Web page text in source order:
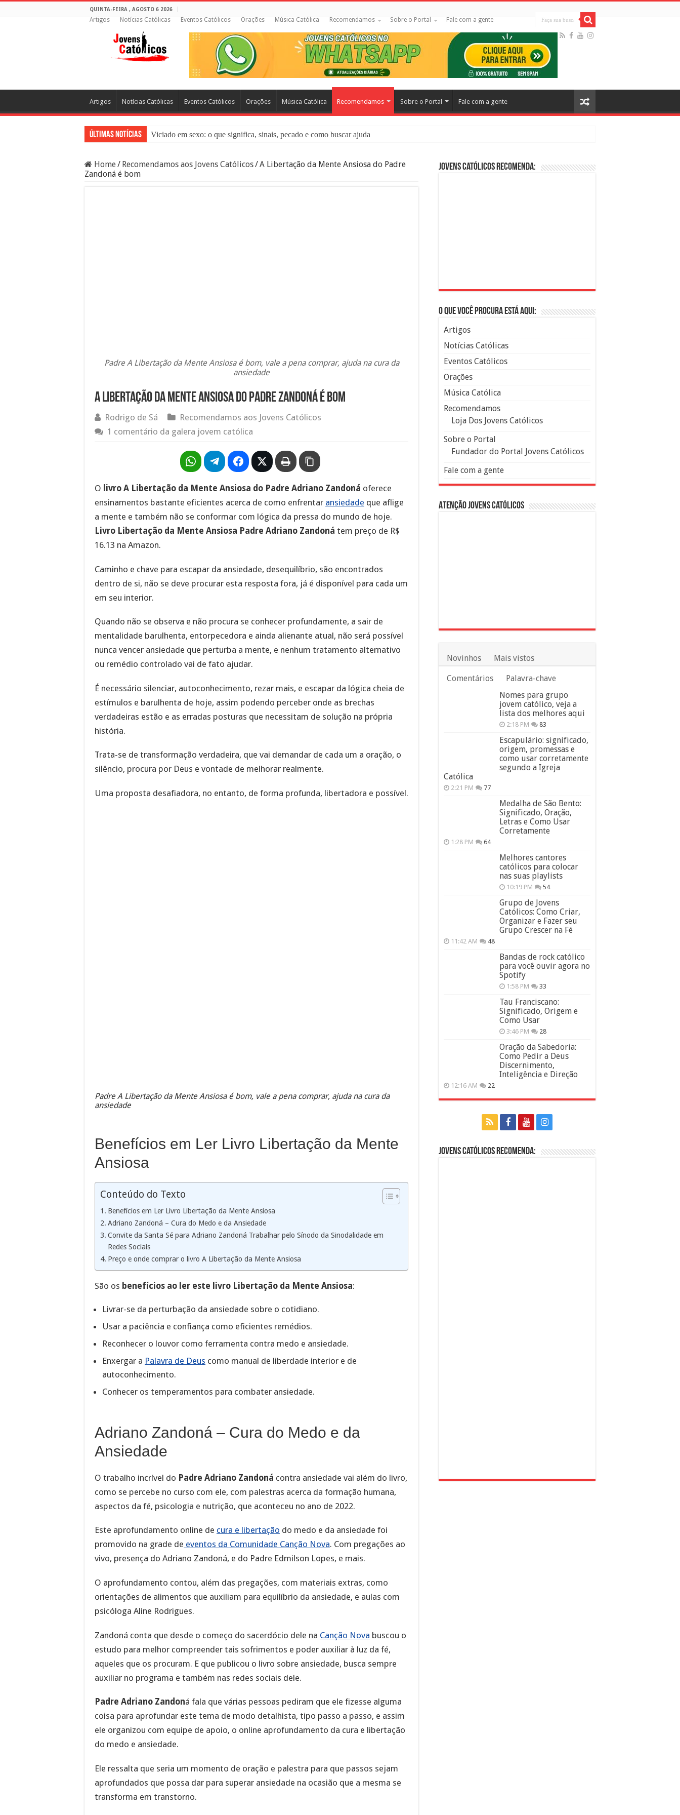
QUINTA-FEIRA , AGOSTO 6 2026
Artigos Notícias Católicas Eventos Católicos Orações Música Católica Recomendamos Sobre o Portal Fale com a gente
Artigos Notícias Católicas Eventos Católicos Orações Música Católica Recomendamos Sobre o Portal Fale com a gente
Últimas Notícias
Viciado em sexo: o que significa, sinais, pecado e como buscar ajuda
Filme Sagrado Coração – Seu Reino Não Terá Fim: O Documentário Que Vai Tocar os Católicos no Cinema
Home/ Recomendamos aos Jovens Católicos/A Libertação da Mente Ansiosa do Padre
Zandoná é bom
Padre A Libertação da Mente Ansiosa é bom, vale a pena comprar, ajuda na cura da
ansiedade
A Libertação da Mente Ansiosa do Padre Zandoná é bom
Rodrigo de Sá
Recomendamos aos Jovens Católicos
1 comentário da galera jovem católica
O livro A Libertação da Mente Ansiosa do Padre Adriano Zandoná oferece
ensinamentos bastante eficientes acerca de como enfrentar ansiedade que aflige
a mente e também não se conformar com lógica da pressa do mundo de hoje.
Livro Libertação da Mente Ansiosa Padre Adriano Zandoná tem preço de R$
16.13 na Amazon.
Caminho e chave para escapar da ansiedade, desequilíbrio, são encontrados
dentro de si, não se deve procurar esta resposta fora, já é disponível para cada um
em seu interior.
Quando não se observa e não procura se conhecer profundamente, a sair de
mentalidade barulhenta, entorpecedora e ainda alienante atual, não será possível
nunca vencer ansiedade que perturba a mente, e nenhum tratamento alternativo
ou remédio controlado vai de fato ajudar.
É necessário silenciar, autoconhecimento, rezar mais, e escapar da lógica cheia de
estímulos e barulhenta de hoje, assim podendo perceber onde as brechas
verdadeiras estão e as erradas posturas que necessitam de solução na própria
história.
Trata-se de transformação verdadeira, que vai demandar de cada um a oração, o
silêncio, procura por Deus e vontade de melhorar realmente.
Uma proposta desafiadora, no entanto, de forma profunda, libertadora e possível.
Padre A Libertação da Mente Ansiosa é bom, vale a pena comprar, ajuda na cura da
ansiedade
Benefícios em Ler Livro Libertação da Mente
Ansiosa
Conteúdo do Texto
Benefícios em Ler Livro Libertação da Mente Ansiosa
Adriano Zandoná – Cura do Medo e da Ansiedade
Convite da Santa Sé para Adriano Zandoná Trabalhar pelo Sínodo da Sinodalidade em
Redes Sociais
Preço e onde comprar o livro A Libertação da Mente Ansiosa
São os benefícios ao ler este livro Libertação da Mente Ansiosa:
Livrar-se da perturbação da ansiedade sobre o cotidiano.
Usar a paciência e confiança como eficientes remédios.
Reconhecer o louvor como ferramenta contra medo e ansiedade.
Enxergar a Palavra de Deus como manual de liberdade interior e de
autoconhecimento.
Conhecer os temperamentos para combater ansiedade.
Adriano Zandoná – Cura do Medo e da
Ansiedade
O trabalho incrível do Padre Adriano Zandoná contra ansiedade vai além do livro,
como se percebe no curso com ele, com palestras acerca da formação humana,
aspectos da fé, psicologia e nutrição, que aconteceu no ano de 2022.
Este aprofundamento online de cura e libertação do medo e da ansiedade foi
promovido na grade de eventos da Comunidade Canção Nova. Com pregações ao
vivo, presença do Adriano Zandoná, e do Padre Edmilson Lopes, e mais.
O aprofundamento contou, além das pregações, com materiais extras, como
orientações de alimentos que auxiliam para equilíbrio da ansiedade, e aulas com
psicóloga Aline Rodrigues.
Zandoná conta que desde o começo do sacerdócio dele na Canção Nova buscou o
estudo para melhor compreender tais sofrimentos e poder auxiliar à luz da fé,
aqueles que os procuram. E que publicou o livro sobre ansiedade, busca sempre
auxiliar no programa e também nas redes sociais dele.
Padre Adriano Zandoná fala que várias pessoas pediram que ele fizesse alguma
coisa para aprofundar este tema de modo detalhista, tipo passo a passo, e assim
ele organizou com equipe de apoio, o online aprofundamento da cura e libertação
do medo e ansiedade.
Ele ressalta que seria um momento de oração e palestra para que passos sejam
aprofundados que possa dar para superar ansiedade na ocasião que a mesma se
transforma em transtorno.
Jovens Católicos Recomenda:
O que você procura está aqui:
Artigos
Notícias Católicas
Eventos Católicos
Orações
Música Católica
Recomendamos
Loja Dos Jovens Católicos
Sobre o Portal
Fundador do Portal Jovens Católicos
Fale com a gente
Atenção Jovens Católicos
Novinhos Mais vistos
Comentários
Palavra-chave
Nomes para grupo
jovem católico, veja a
lista dos melhores aqui
2:18 PM 83
Escapulário: significado,
origem, promessas e
como usar corretamente
segundo a Igreja
Católica
2:21 PM 77
Medalha de São Bento:
Significado, Oração,
Letras e Como Usar
Corretamente
1:28 PM 64
Melhores cantores
católicos para colocar
nas suas playlists
10:19 PM 54
Grupo de Jovens
Católicos: Como Criar,
Organizar e Fazer seu
Grupo Crescer na Fé
11:42 AM 48
Bandas de rock católico
para você ouvir agora no
Spotify
1:58 PM 33
Tau Franciscano:
Significado, Origem e
Como Usar
3:46 PM 28
Oração da Sabedoria:
Como Pedir a Deus
Discernimento,
Inteligência e Direção
12:16 AM 22
Jovens Católicos Recomenda: